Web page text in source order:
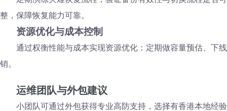
整，保障恢复能力可靠。
资源优化与成本控制
通过权衡性能与成本实现资源优化：定期做容量预估、下
销。
运维团队与外包建议
小团队可通过外包获得专业高防支持，选择有香港本地经